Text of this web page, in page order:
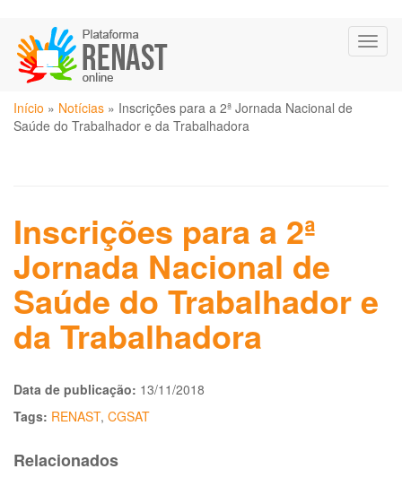
para
conteúdo
principal
Você
está
Início » Notícias » Inscrições para a 2ª Jornada Nacional de
Saúde do Trabalhador e da Trabalhadora
Inscrições para a 2ª
Jornada Nacional de
Saúde do Trabalhador e
da Trabalhadora
Data de publicação: 13/11/2018
Tags: RENAST, CGSAT
Relacionados